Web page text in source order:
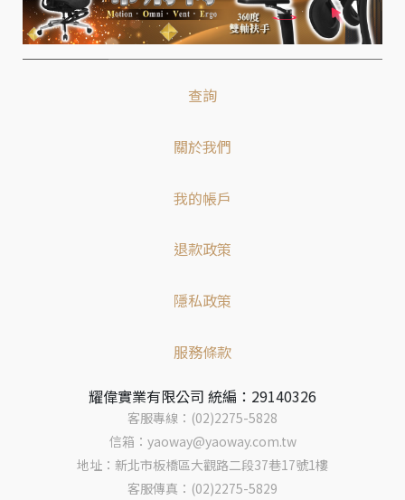
查詢
關於我們
我的帳戶
退款政策
隱私政策
服務條款
耀偉實業有限公司 統編：29140326
客服專線：(02)2275-5828
信箱：yaoway@yaoway.com.tw
地址：新北市板橋區大觀路二段37巷17號1樓
客服傳真：(02)2275-5829